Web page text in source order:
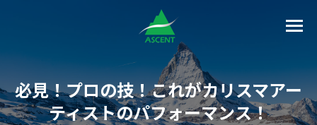
必見！プロの技！これがカリスマアー
ティストのパフォーマンス！